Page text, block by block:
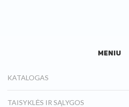
MENIU
KATALOGAS
TAISYKLĖS IR SĄLYGOS